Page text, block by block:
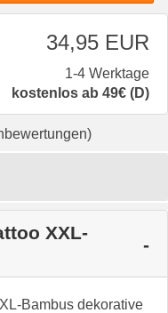
34,95 EUR
1-4 Werktage
kostenlos ab 49€ (D)
XXL-
Bambus dekorative